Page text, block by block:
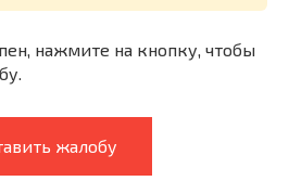
нажмите на кнопку, чтобы
жалобу